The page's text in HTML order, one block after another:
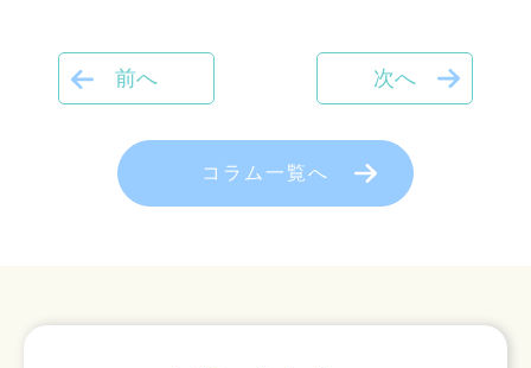
前へ 次へ
コラム一覧へ